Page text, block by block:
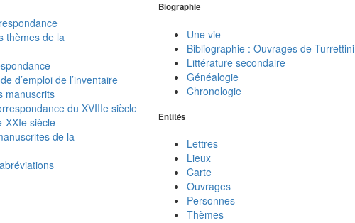
thèmes de la
d’emploi de l’inventaire
manuscrits
du XVIIIe siècle
XXIe siècle
de la
Biographie
Une vie
Bibliographie : Ouvrages de Turrettini
Littérature secondaire
Généalogie
Chronologie
Entités
Lettres
Lieux
Carte
Ouvrages
Personnes
Thèmes